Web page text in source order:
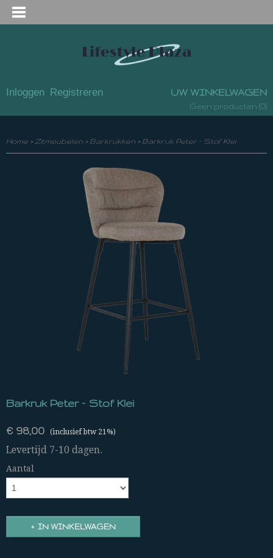
Inloggen Registreren UW WINKELWAGEN
Geen producten (0)
Home > Zitmeubelen > Barkrukken > Barkruk Peter – Stof Klei
Barkruk Peter – Stof Klei
€ 98,00 (inclusief btw 21%)
Levertijd 7-10 dagen.
Aantal
IN WINKELWAGEN